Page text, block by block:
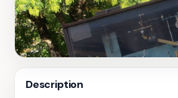
Description